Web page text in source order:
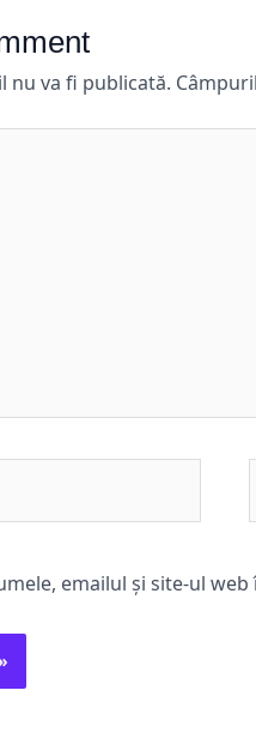
nu va fi publicată.
emailul și site-ul